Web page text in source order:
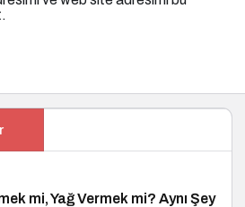
mi, Yağ Vermek mi? Aynı Şey